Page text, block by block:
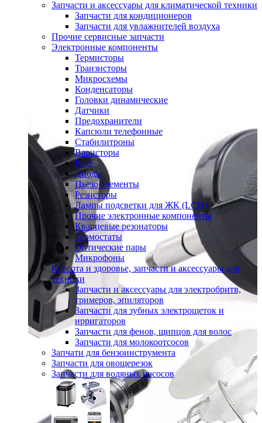
Запчасти и аксессуары для климатической техники
Запчасти для кондиционеров
Запчасти для увлажнителей воздуха
Прочие сервисные запчасти
Электронные компоненты
Термисторы
Транзисторы
Микросхемы
Конденсаторы
Головки динамические
Датчики
Предохранители
Капсюли телефонные
Стабилитроны
Варисторы
Реле
Диоды
Пьезо элементы
Резисторы
Лампы подсветки для ЖК (LCD)
Прочие электронные компоненты
Кварцевые резонаторы
Термостаты
Оптические пары
Микрофоны
Красота и здоровье, запчасти и аксессуары для
техники
Запчасти и аксессуары для электробритв,
тримеров, эпиляторов
Запчасти для зубных электрощеток и
ирригаторов
Запчасти для фенов, щипцов для волос
Запчасти для молокоотсосов
Запчати для бензоинструмента
Запчасти для овощерезок
Запчасти для водяных насосов